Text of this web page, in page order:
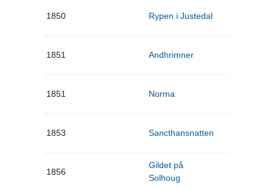
1850 Rypen i Justedal
1851 Andhrimner
1851 Norma
1853 Sancthansnatten
1856
Gildet på
Solhoug